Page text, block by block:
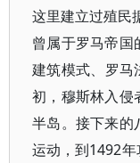
这里建立过殖民
曾属于罗马帝国
建筑模式、罗
初，穆斯林入侵
半岛。接下来的
运动，到1492